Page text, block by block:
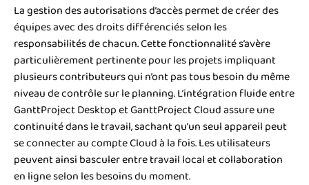
La gestion des autorisations d’accès permet de créer des
équipes avec des droits différenciés selon les
responsabilités de chacun. Cette fonctionnalité s’avère
particulièrement pertinente pour les projets impliquant
plusieurs contributeurs qui n’ont pas tous besoin du même
niveau de contrôle sur le planning. L’intégration fluide entre
GanttProject Desktop et GanttProject Cloud assure une
continuité dans le travail, sachant qu’un seul appareil peut
se connecter au compte Cloud à la fois. Les utilisateurs
peuvent ainsi basculer entre travail local et collaboration
en ligne selon les besoins du moment.